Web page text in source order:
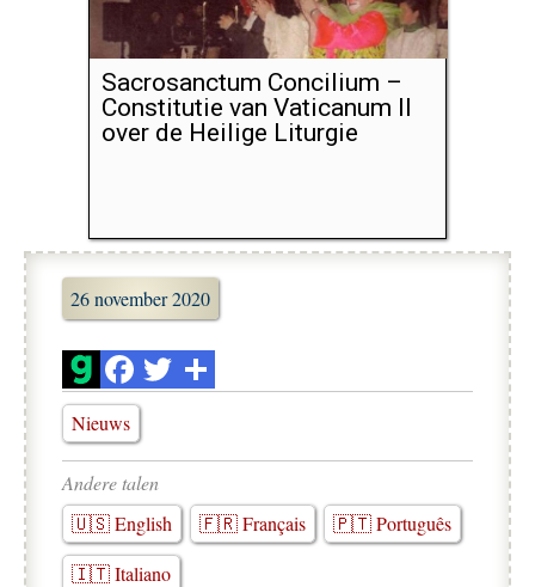
Sacrosanctum Concilium –
Constitutie van Vaticanum II
over de Heilige Liturgie
26 november 2020
Nieuws
Andere talen
🇺🇸 English
🇫🇷 Français
🇵🇹 Português
🇮🇹 Italiano